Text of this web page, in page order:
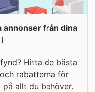
annonser från dina
Hitta de bästa
rabatterna för
allt du behöver.